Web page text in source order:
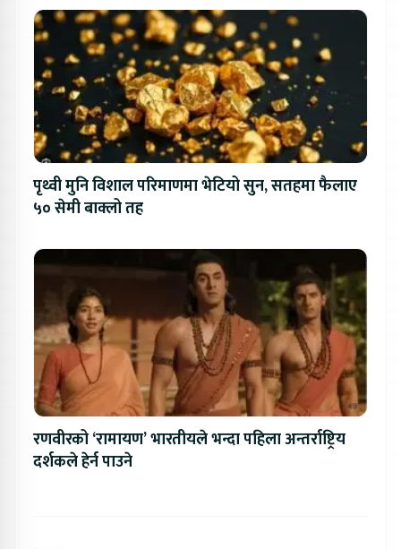
पृथ्वी मुनि विशाल परिमाणमा भेटियो सुन, सतहमा फैलाए
५० सेमी बाक्लो तह
रणवीरको ‘रामायण’ भारतीयले भन्दा पहिला अन्तर्राष्ट्रिय
दर्शकले हेर्न पाउने